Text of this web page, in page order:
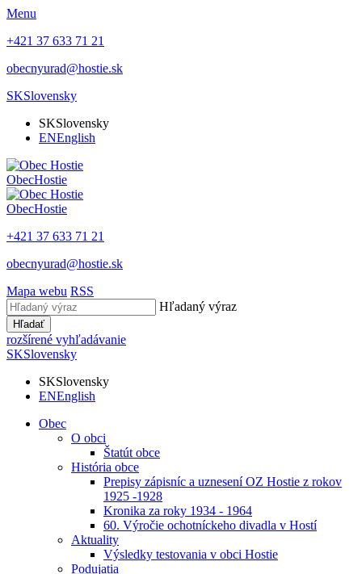
Menu
+421 37 633 71 21
obecnyurad@hostie.sk
SKSlovensky
SKSlovensky
ENEnglish
ObecHostie
ObecHostie
+421 37 633 71 21
obecnyurad@hostie.sk
Mapa webu RSS
Hľadaný výraz
Hľadať
rozšírené vyhľadávanie
SKSlovensky
SKSlovensky
ENEnglish
Obec
O obci
Štatút obce
História obce
Prepisy zápisníc a uznesení OZ Hostie z rokov
1925 -1928
Kronika za roky 1934 - 1964
60. Výročie ochotníckeho divadla v Hostí
Aktuality
Výsledky testovania v obci Hostie
Podujatia